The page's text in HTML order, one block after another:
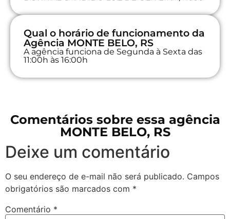
Qual o horário de funcionamento da
Agência MONTE BELO, RS
A agência funciona de Segunda à Sexta das
11:00h às 16:00h
Comentários sobre essa agência
MONTE BELO, RS
Deixe um comentário
O seu endereço de e-mail não será publicado. Campos
obrigatórios são marcados com *
Comentário *